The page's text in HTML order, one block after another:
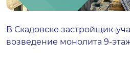
В Скадовске застройщик-
возведение монолита